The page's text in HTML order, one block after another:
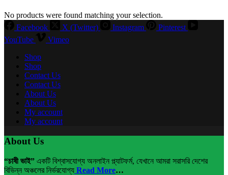
No products were found matching your selection.
Facebook
X (Twitter) Instagram
Pinterest
YouTube
Vimeo
Shop
Shop
Contact Us
Contact Us
About Us
About Us
My account
My account
About Us
“চাষী ভাই” একটি বিশ্বাসযোগ্য অনলাইন প্ল্যাটফর্ম, যেখানে আমরা সরাসরি দেশের
বিভিন্ন অঞ্চলের নির্ভরযোগ্য Read More…